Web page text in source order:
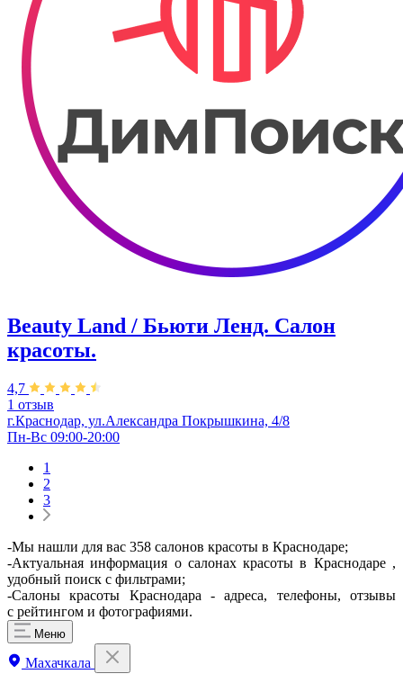
Beauty Land / Бьюти Ленд. Салон
красоты.
4,7
1 отзыв
г.Краснодар, ул.Александра Покрышкина, 4/8
Пн-Вс 09:00-20:00
1
2
3
-Мы нашли для вас 358 салонов красоты в Краснодаре;
-Актуальная информация о салонах красоты в Краснодаре ,
удобный поиск с фильтрами;
-Салоны красоты Краснодара - адреса, телефоны, отзывы
с рейтингом и фотографиями.
Меню
Махачкала